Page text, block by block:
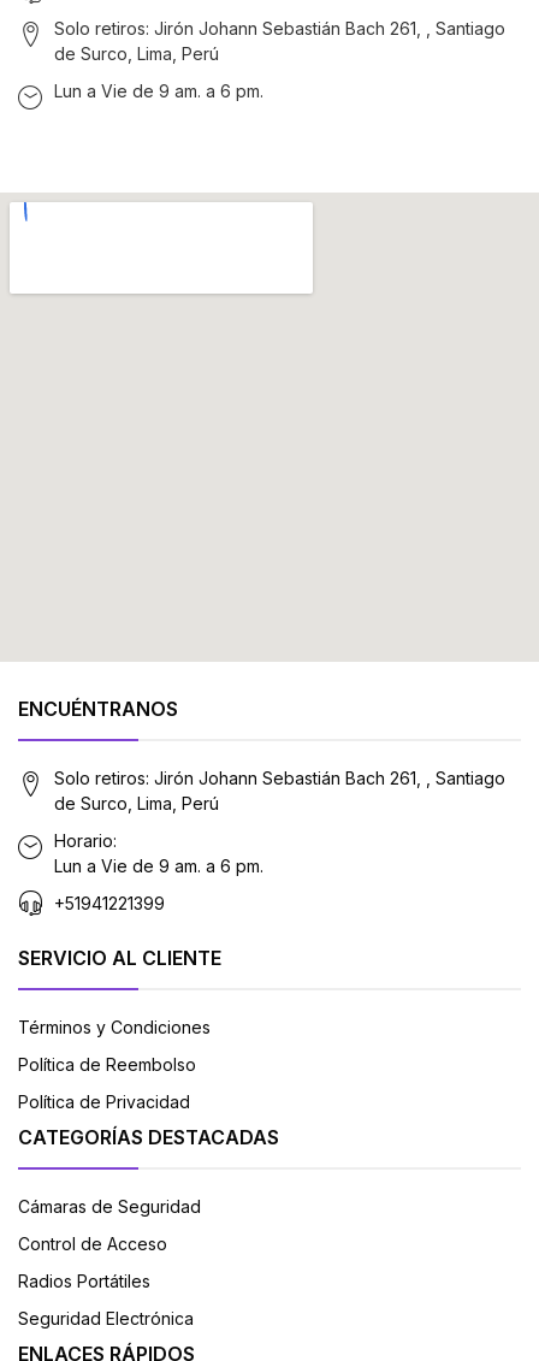
Solo retiros: Jirón Johann Sebastián Bach 261, , Santiago
de Surco, Lima, Perú
Lun a Vie de 9 am. a 6 pm.
ENCUÉNTRANOS
Solo retiros: Jirón Johann Sebastián Bach 261, , Santiago
de Surco, Lima, Perú
Horario:
Lun a Vie de 9 am. a 6 pm.
+51941221399
SERVICIO AL CLIENTE
Términos y Condiciones
Política de Reembolso
Política de Privacidad
CATEGORÍAS DESTACADAS
Cámaras de Seguridad
Control de Acceso
Radios Portátiles
Seguridad Electrónica
ENLACES RÁPIDOS